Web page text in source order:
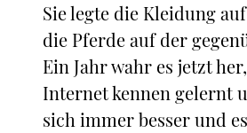
Sie legte die Kleidung
die Pferde auf der
Ein Jahr wahr es jetzt
Internet kennen gelernt
sich immer besser und